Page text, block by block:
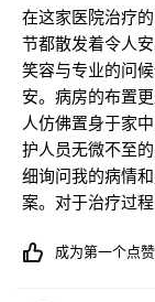
在这家医院治疗
节都散发着令人
笑容与专业的问
安。病房的布置
人仿佛置身于家
护人员无微不至
细询问我的病情
案。对于治疗过
成为第一个点